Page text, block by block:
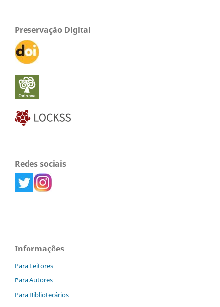
Preservação Digital
Redes sociais
Informações
Para Leitores
Para Autores
Para Bibliotecários